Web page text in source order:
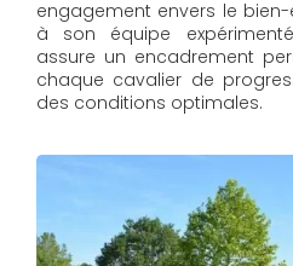
engagement envers le
à son équipe
assure un encadrement
chaque cavalier de
des conditions optimales.